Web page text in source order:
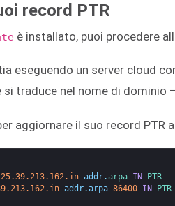
record PTR
è installato, puoi procedere
eseguendo un server cloud
si traduce nel nome di dominio –
aggiornare il suo record PTR a
-addr.arpa IN
PTR
-addr.arpa 86400 IN PTR